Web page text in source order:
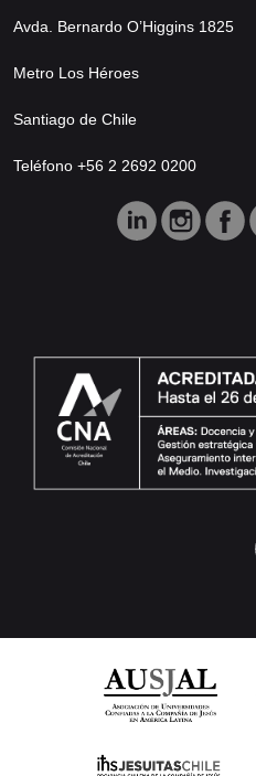
Avda. Bernardo O’Higgins 1825
Metro Los Héroes
Santiago de Chile
Teléfono +56 2 2692 0200